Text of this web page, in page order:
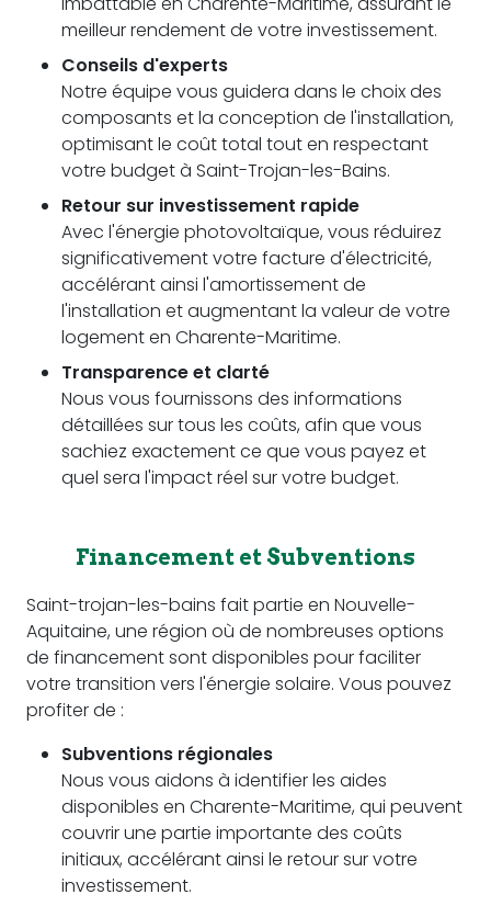
meilleur rendement de votre investissement.
Conseils d'experts
Notre équipe vous guidera dans le choix des
composants et la conception de l'installation,
optimisant le coût total tout en respectant
votre budget à Saint-Trojan-les-Bains.
Retour sur investissement rapide
Avec l'énergie photovoltaïque, vous réduirez
significativement votre facture d'électricité,
accélérant ainsi l'amortissement de
l'installation et augmentant la valeur de votre
logement en Charente-Maritime.
Transparence et clarté
Nous vous fournissons des informations
détaillées sur tous les coûts, afin que vous
sachiez exactement ce que vous payez et
quel sera l'impact réel sur votre budget.
Financement et Subventions
Saint-trojan-les-bains fait partie en Nouvelle-
Aquitaine, une région où de nombreuses options
de financement sont disponibles pour faciliter
votre transition vers l'énergie solaire. Vous pouvez
profiter de :
Subventions régionales
Nous vous aidons à identifier les aides
disponibles en Charente-Maritime, qui peuvent
couvrir une partie importante des coûts
initiaux, accélérant ainsi le retour sur votre
investissement.